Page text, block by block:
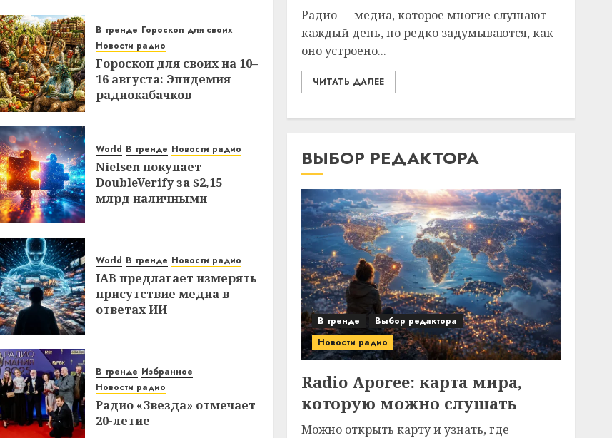
В тренде Гороскоп для своих
Новости радио
Гороскоп для своих на 10–
16 августа: Эпидемия
радиокабачков
World В тренде Новости радио
Nielsen покупает
DoubleVerify за $2,15
млрд наличными
World В тренде Новости радио
IAB предлагает измерять
присутствие медиа в
ответах ИИ
В тренде Избранное
Новости радио
Радио «Звезда» отмечает
20-летие
Радио — медиа, которое многие слушают
каждый день, но редко задумываются, как
оно устроено...
ЧИТАТЬ ДАЛЕЕ
ВЫБОР РЕДАКТОРА
В тренде
Выбор редактора
Новости радио
Radio Aporee: карта мира,
которую можно слушать
Можно открыть карту и узнать, где